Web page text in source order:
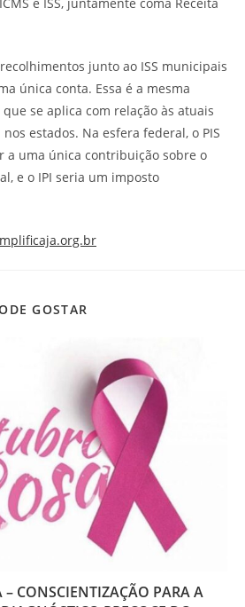
junto ao ISS municipais
única conta. Essa é a mesma
se aplica com relação às atuais
estados. Na esfera federal, o PIS
a uma única contribuição sobre o
e o IPI seria um imposto
GOSTAR
– CONSCIENTIZAÇÃO PARA A